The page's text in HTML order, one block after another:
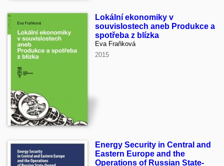
Lokální ekonomiky v
souvislostech aneb Produkce a
spotřeba z blízka
Eva Fraňková
2015
Energy Security in Central and
Eastern Europe and the
Operations of Russian State-